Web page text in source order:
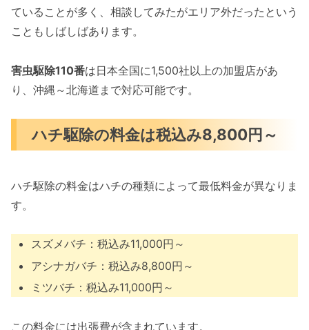
ていることが多く、相談してみたがエリア外だったという
こともしばしばあります。
害虫駆除110番は日本全国に1,500社以上の加盟店があ
り、沖縄～北海道まで対応可能です。
ハチ駆除の料金は税込み8,800円～
ハチ駆除の料金はハチの種類によって最低料金が異なりま
す。
スズメバチ：税込み11,000円～
アシナガバチ：税込み8,800円～
ミツバチ：税込み11,000円～
この料金には出張費が含まれています。